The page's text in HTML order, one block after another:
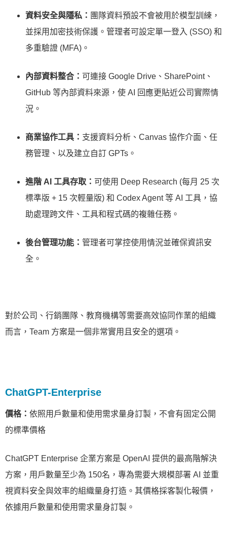
資料安全與隱私： 團隊資料預設不會被用於模型訓練，
並採用加密技術保護。管理者可設定單一登入 (SSO) 和
多重驗證 (MFA)。
內部資料整合： 可連接 Google Drive、SharePoint、
GitHub 等內部資料來源，使 AI 回應更貼近公司實際情
況。
商業協作工具： 支援資料分析、Canvas 協作介面、任
務管理、以及建立自訂 GPTs。
進階 AI 工具存取： 可使用 Deep Research (每月 25 次
標準版 + 15 次輕量版) 和 Codex Agent 等 AI 工具，協
助處理跨文件、工具和程式碼的複雜任務。
後台管理功能： 管理者可掌控使用情況並確保資訊安
全。
對於公司、行銷團隊、教育機構等需要高效協同作業的組織
而言，Team 方案是一個非常實用且安全的選項。
ChatGPT-Enterprise
價格： 依照用戶數量和使用需求量身訂製，不會有固定公開
的標準價格
ChatGPT Enterprise 企業方案是 OpenAI 提供的最高階解決
方案，用戶數量至少為 150名，專為需要大規模部署 AI 並重
視資料安全與效率的組織量身打造。其價格採客製化報價，
依據用戶數量和使用需求量身訂製。